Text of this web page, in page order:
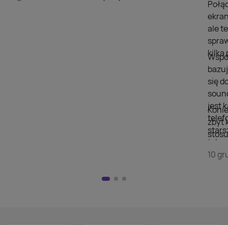
ale
kilka
się
jest
zbyt
10